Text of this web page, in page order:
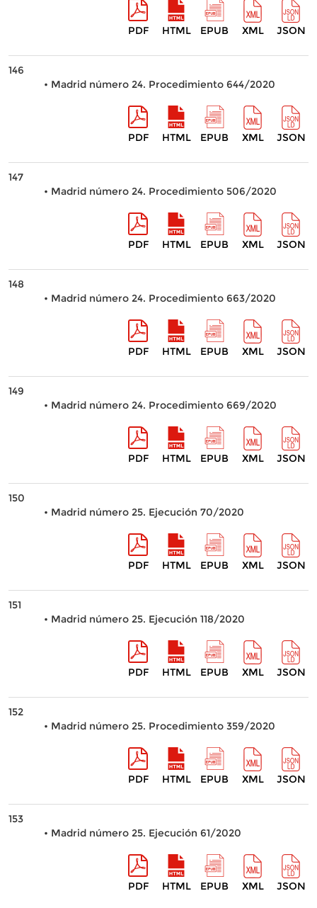
PDF HTML EPUB XML JSON
146
• Madrid número 24. Procedimiento 644/2020
PDF HTML EPUB XML JSON
147
• Madrid número 24. Procedimiento 506/2020
PDF HTML EPUB XML JSON
148
• Madrid número 24. Procedimiento 663/2020
PDF HTML EPUB XML JSON
149
• Madrid número 24. Procedimiento 669/2020
PDF HTML EPUB XML JSON
150
• Madrid número 25. Ejecución 70/2020
PDF HTML EPUB XML JSON
151
• Madrid número 25. Ejecución 118/2020
PDF HTML EPUB XML JSON
152
• Madrid número 25. Procedimiento 359/2020
PDF HTML EPUB XML JSON
153
• Madrid número 25. Ejecución 61/2020
PDF HTML EPUB XML JSON